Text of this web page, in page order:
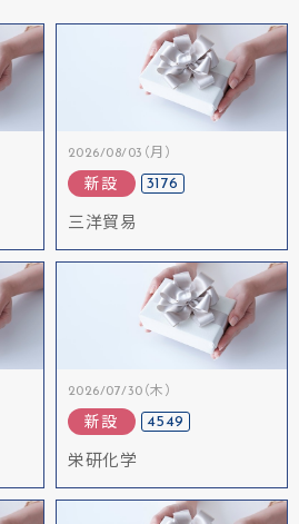
2026/08/03（月）
新設 3176
三洋貿易
2026/07/30（木）
新設 4549
栄研化学